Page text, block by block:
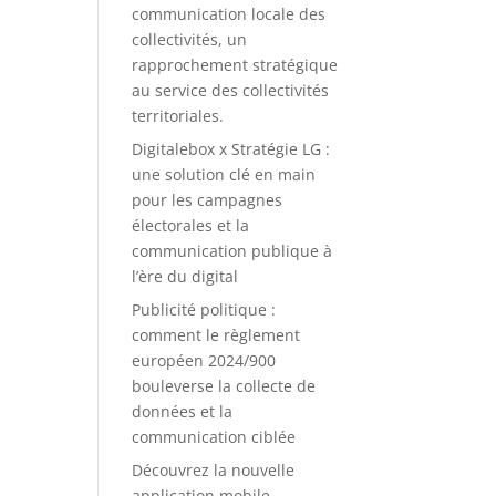
communication locale des
collectivités, un
rapprochement stratégique
au service des collectivités
territoriales.
Digitalebox x Stratégie LG :
une solution clé en main
pour les campagnes
électorales et la
communication publique à
l’ère du digital
Publicité politique :
comment le règlement
européen 2024/900
bouleverse la collecte de
données et la
communication ciblée
Découvrez la nouvelle